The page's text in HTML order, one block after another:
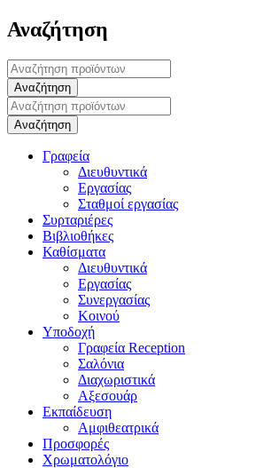
Αναζήτηση
Γραφεία
Διευθυντικά
Εργασίας
Σταθμοί εργασίας
Συρταριέρες
Βιβλιοθήκες
Καθίσματα
Διευθυντικά
Εργασίας
Συνεργασίας
Κοινού
Υποδοχή
Γραφεία Reception
Σαλόνια
Διαχωριστικά
Αξεσουάρ
Εκπαίδευση
Αμφιθεατρικά
Προσφορές
Χρωματολόγιο